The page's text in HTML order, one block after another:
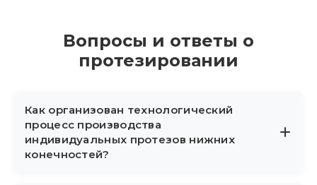
Вопросы и ответы о
протезировании
Как организован технологический
процесс производства
индивидуальных протезов нижних
конечностей?